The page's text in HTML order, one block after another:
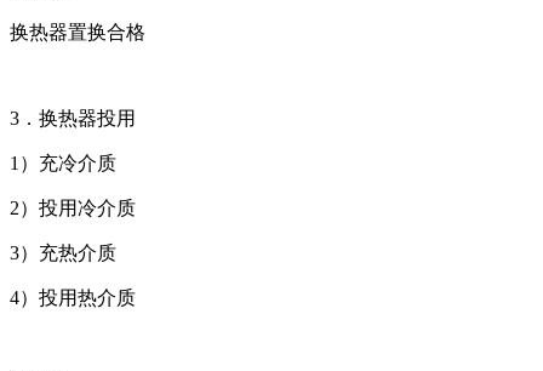
换热器置换合格
3．换热器投用
1）充冷介质
2）投用冷介质
3）充热介质
4）投用热介质